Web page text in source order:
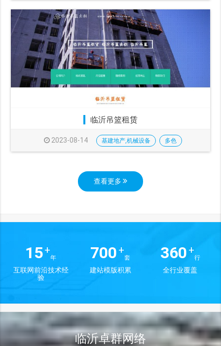
临沂吊篮租赁
2023-08-14 基建地产,机械设备 多色
查看更多
15+
年
互联网前沿技术经
验
700 +
套
建站模版积累
360 +
行
全行业覆盖
临沂卓群网络